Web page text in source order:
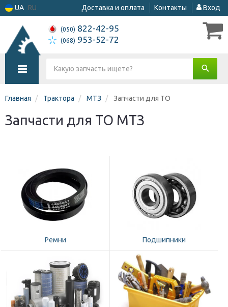
UA RU Доставка и оплата Контакты Вход
(050) 822-42-95
(068) 953-52-72
Главная Трактора МТЗ Запчасти для ТО
Запчасти для ТО МТЗ
Ремни Подшипники